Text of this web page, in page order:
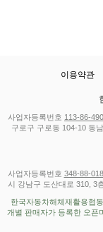
이용약관
사업자등록번호 113-86-
구로구 구로동 104-10 동
사업자등록번호 348-88-
시 강남구 도산대로 310, 3
한국자동차해체재활용협
개별 판매자가 등록한 오픈